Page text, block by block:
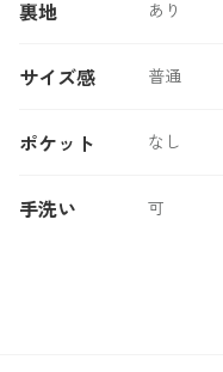
裏地 あり
サイズ感 普通
ポケット なし
手洗い 可